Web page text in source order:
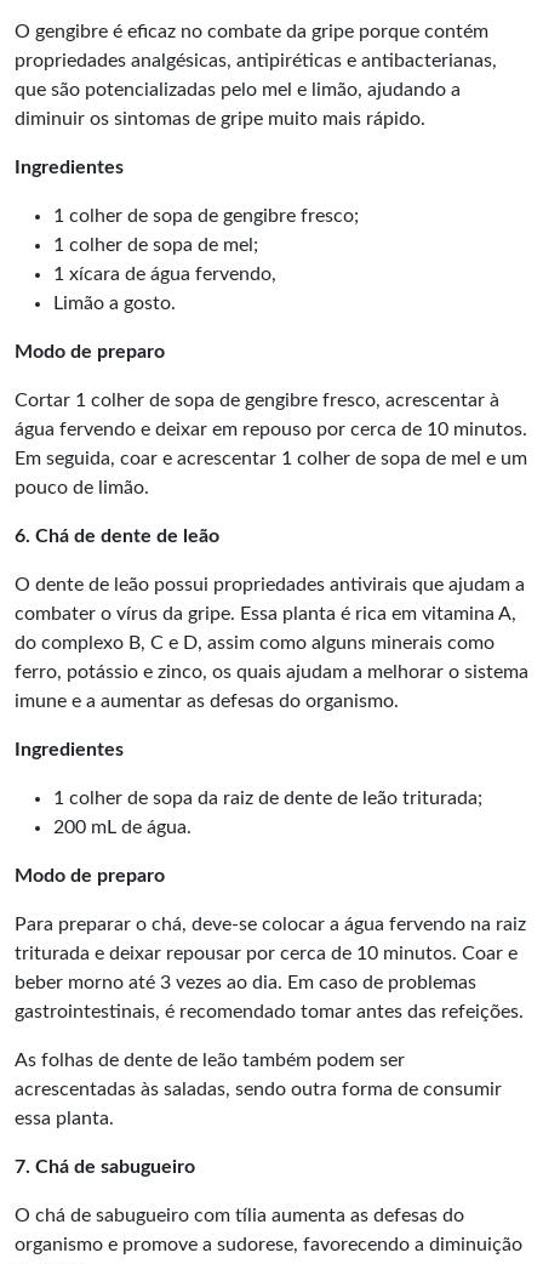
O gengibre é eficaz no combate da gripe porque contém
propriedades analgésicas, antipiréticas e antibacterianas,
que são potencializadas pelo mel e limão, ajudando a
diminuir os sintomas de gripe muito mais rápido.
Ingredientes
1 colher de sopa de gengibre fresco;
1 colher de sopa de mel;
1 xícara de água fervendo,
Limão a gosto.
Modo de preparo
Cortar 1 colher de sopa de gengibre fresco, acrescentar à
água fervendo e deixar em repouso por cerca de 10 minutos.
Em seguida, coar e acrescentar 1 colher de sopa de mel e um
pouco de limão.
6. Chá de dente de leão
O dente de leão possui propriedades antivirais que ajudam a
combater o vírus da gripe. Essa planta é rica em vitamina A,
do complexo B, C e D, assim como alguns minerais como
ferro, potássio e zinco, os quais ajudam a melhorar o sistema
imune e a aumentar as defesas do organismo.
Ingredientes
1 colher de sopa da raiz de dente de leão triturada;
200 mL de água.
Modo de preparo
Para preparar o chá, deve-se colocar a água fervendo na raiz
triturada e deixar repousar por cerca de 10 minutos. Coar e
beber morno até 3 vezes ao dia. Em caso de problemas
gastrointestinais, é recomendado tomar antes das refeições.
As folhas de dente de leão também podem ser
acrescentadas às saladas, sendo outra forma de consumir
essa planta.
7. Chá de sabugueiro
O chá de sabugueiro com tília aumenta as defesas do
organismo e promove a sudorese, favorecendo a diminuição